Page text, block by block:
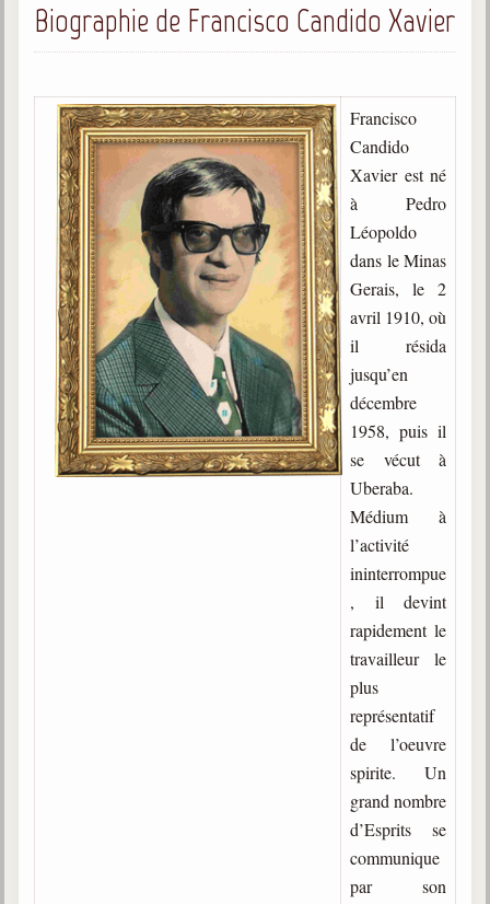
Chico Xavier
1910-2002
1927-2025
Bibliothèque
Ouvrages
Bibliothèque spirite
Documents
Bulletins "Le Spiritisme"
Journal trimestriel
Newsletters
trimestrielles
Sujets du mois
Biographie de Francisco Candido Xavier
Francisco
Candido
Xavier est né
à Pedro
Léopoldo
dans le Minas
Gerais, le 2
avril 1910, où
il résida
jusqu’en
décembre
1958, puis il
se vécut à
Uberaba.
Médium à
l’activité
ininterrompue
, il devint
rapidement le
travailleur le
plus
représentatif
de l’oeuvre
spirite. Un
grand nombre
d’Esprits se
communique
par son